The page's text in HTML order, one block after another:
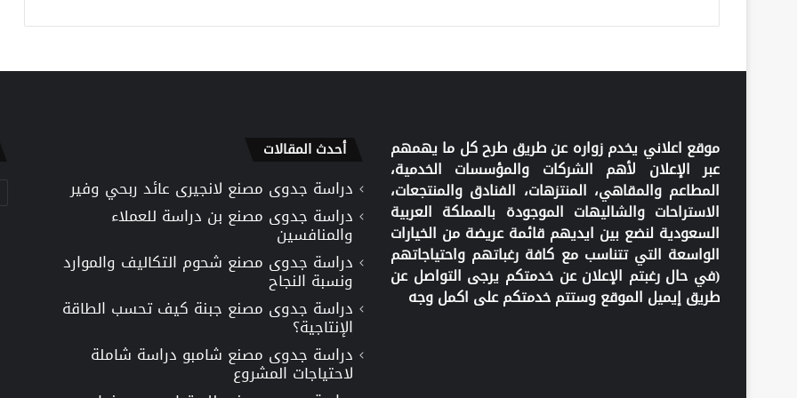
موقع اعلاني يخدم زواره عن طريق طرح كل ما يهمهم
عبر الإعلان لأهم الشركات والمؤسسات الخدمية،
المطاعم والمقاهي، المنتزهات، الفنادق والمنتجعات،
الاستراحات والشاليهات الموجودة بالمملكة العربية
السعودية لنضع بين ايديهم قائمة عريضة من الخيارات
الواسعة التي تتناسب مع كافة رغباتهم واحتياجاتهم
(في حال رغبتم الإعلان عن خدمتكم يرجى التواصل عن
طريق إيميل الموقع وستتم خدمتكم على اكمل وجه
أحدث المقالات
دراسة جدوى مصنع لانجيرى عائد ربحي وفير
دراسة جدوى مصنع بن دراسة للعملاء
والمنافسين
دراسة جدوى مصنع شحوم التكاليف والموارد
ونسبة النجاح
دراسة جدوى مصنع جبنة كيف تحسب الطاقة
الإنتاجية؟
دراسة جدوى مصنع شامبو دراسة شاملة
لاحتياجات المشروع